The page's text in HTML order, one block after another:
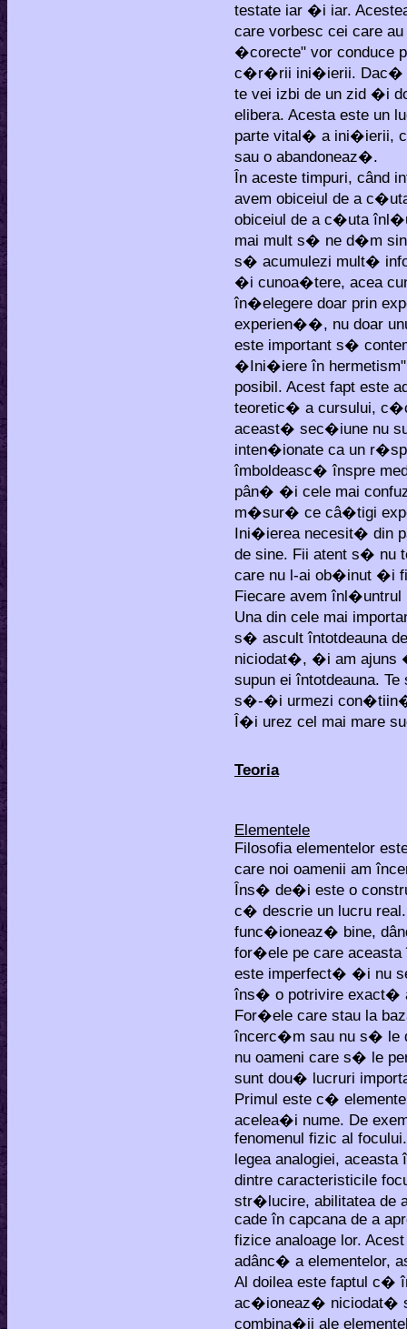
testate iar �i iar.
care vorbesc cei care
�corecte" vor conduce
c�r�rii ini�ierii. Dac�
te vei izbi de un zid �i
elibera. Acesta este un
parte vital� a ini�ierii,
sau o abandoneaz�.
În aceste timpuri, când
avem obiceiul de a
obiceiul de a c�uta
mai mult s� ne d�m
s� acumulezi mult�
�i cunoa�tere, acea
în�elegere doar prin
experien��, nu doar
este important s�
�Ini�iere în
posibil. Acest fapt este
teoretic� a cursului,
aceast� sec�iune nu
inten�ionate ca un
îmboldeasc� înspre
pân� �i cele mai
m�sur� ce câ�tigi
Ini�ierea necesit� din
de sine. Fii atent s�
care nu l-ai ob�inut �i
Fiecare avem
Una din cele mai
s� ascult întotdeauna
niciodat�, �i am ajuns
supun ei întotdeauna.
s�-�i urmezi
Î�i urez cel mai mare
Teoria
Elementele
Filosofia elementelor
care noi oamenii am
Îns� de�i este o
c� descrie un lucru
func�ioneaz� bine,
for�ele pe care
este imperfect� �i nu
îns� o potrivire exact�
For�ele care stau la
încerc�m sau nu s� le
nu oameni care s� le
sunt dou� lucruri
Primul este c�
acelea�i nume. De
fenomenul fizic al
legea analogiei,
dintre caracteristicile
str�lucire, abilitatea de
cade în capcana de a
fizice analoage lor.
adânc� a elementelor,
Al doilea este faptul c�
ac�ioneaz� niciodat�
combina�ii ale